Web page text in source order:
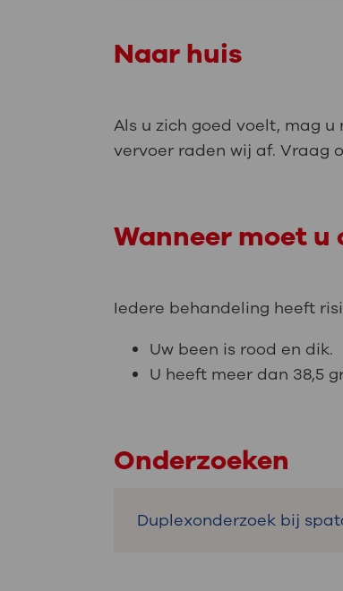
Naar huis
Als u zich goed voelt, mag
vervoer raden wij af. Vraag
Wanneer moet u
Iedere behandeling heeft
Uw been is rood en dik.
U heeft meer dan 38,5
Onderzoeken
Duplexonderzoek bij